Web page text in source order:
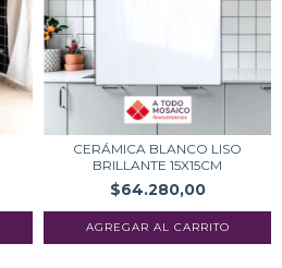
CERÁMICA BLANCO LISO
BRILLANTE 15X15CM
$64.280,00